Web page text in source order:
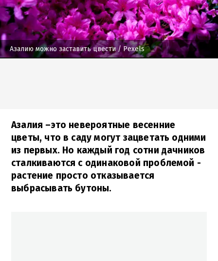
Азалию можно заставить цвести/ Pexels
Азалия –это невероятные весенние
цветы, что в саду могут зацветать одними
из первых. Но каждый год сотни дачников
сталкиваются с одинаковой проблемой -
растение просто отказывается
выбрасывать бутоны.